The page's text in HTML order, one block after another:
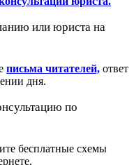
или юриста на
письма читателей, ответ
дня.
по
бесплатные схемы